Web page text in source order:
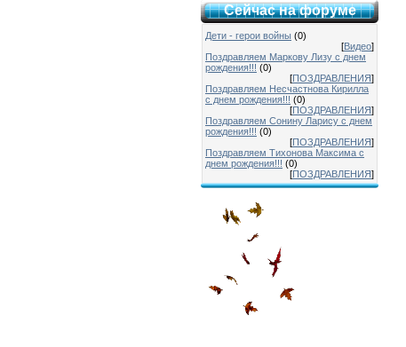
Сейчас на форуме
Дети - герои войны (0)
[Видео]
Поздравляем Маркову Лизу с днем
рождения!!! (0)
[ПОЗДРАВЛЕНИЯ]
Поздравляем Несчастнова Кирилла
с днем рождения!!! (0)
[ПОЗДРАВЛЕНИЯ]
Поздравляем Сонину Ларису с днем
рождения!!! (0)
[ПОЗДРАВЛЕНИЯ]
Поздравляем Тихонова Максима с
днем рождения!!! (0)
[ПОЗДРАВЛЕНИЯ]